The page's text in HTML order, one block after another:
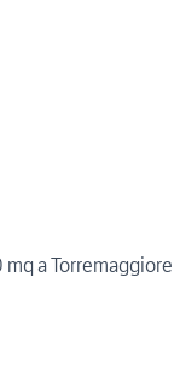
a Torremaggiore